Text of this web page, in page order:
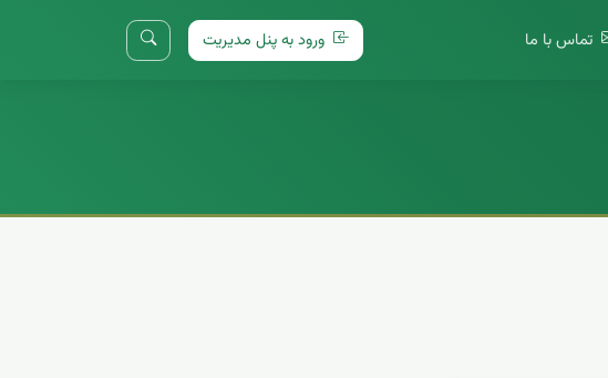
تماس با ما ورود به پنل مدیریت